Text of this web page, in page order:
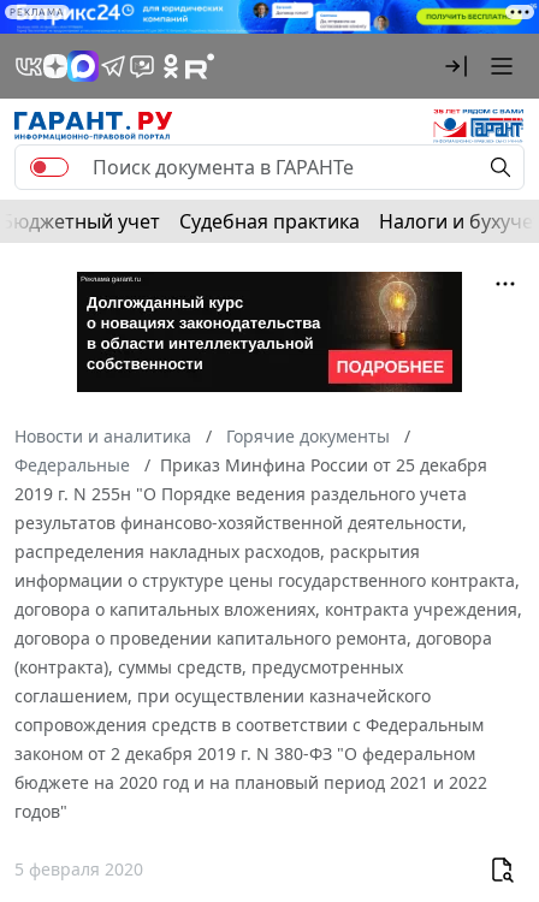
РЕКЛАМА
Бюджетный учет Судебная практика Налоги и
Новости и аналитика
Горячие документы
Федеральные
Приказ Минфина России от 25 декабря
2019 г. N 255н "О Порядке ведения раздельного учета
результатов финансово-хозяйственной деятельности,
распределения накладных расходов, раскрытия
информации о структуре цены государственного контракта,
договора о капитальных вложениях, контракта учреждения,
договора о проведении капитального ремонта, договора
(контракта), суммы средств, предусмотренных
соглашением, при осуществлении казначейского
сопровождения средств в соответствии с Федеральным
законом от 2 декабря 2019 г. N 380-ФЗ "О федеральном
бюджете на 2020 год и на плановый период 2021 и 2022
годов"
5 февраля 2020